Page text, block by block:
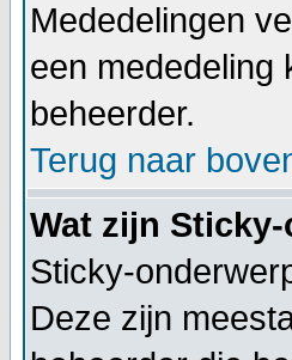
Mededelingen
een mededeling
beheerder.
Terug naar
Wat zijn
Sticky-
Deze zijn